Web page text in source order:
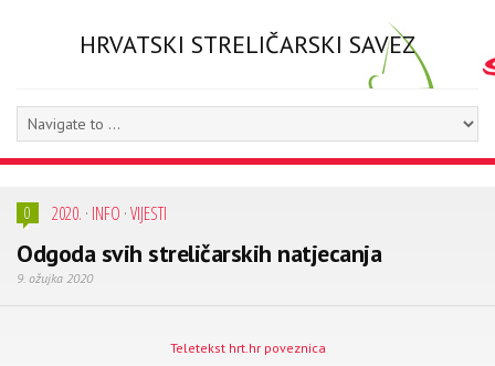
HRVATSKI STRELIČARSKI SAVEZ
0 2020. · INFO ·VIJESTI
Odgoda svih streličarskih natjecanja
9. ožujka 2020
Teletekst hrt.hr poveznica